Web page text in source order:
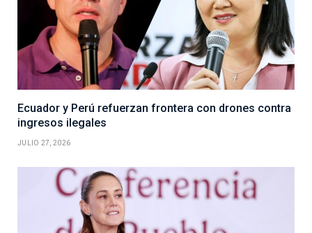
Ecuador y Perú refuerzan frontera con drones contra
ingresos ilegales
JULIO 27, 2026